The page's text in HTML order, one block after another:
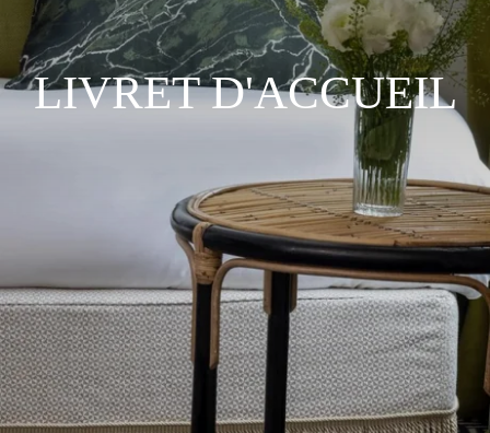
LIVRET D'ACCUEIL